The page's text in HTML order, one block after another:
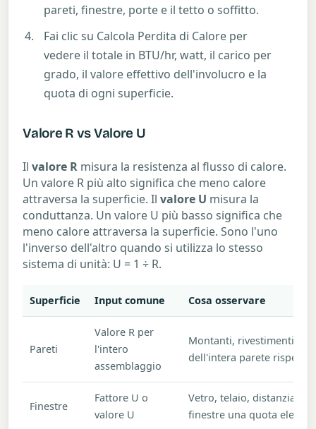
pareti, finestre, porte e il tetto o soffitto.
Fai clic su Calcola Perdita di Calore per
vedere il totale in BTU/hr, watt, il carico per
grado, il valore effettivo dell'involucro e la
quota di ogni superficie.
Valore R vs Valore U
Ilvalore R misura la resistenza al flusso di calore.
Un valore R più alto significa che meno calore
attraversa la superficie. Ilvalore U misura la
conduttanza. Un valore U più basso significa che
meno calore attraversa la superficie. Sono l'uno
l'inverso dell'altro quando si utilizza lo stesso
sistema di unità: U = 1 ÷ R.
Superficie Input comune Cosa osservare
Pareti
Valore R per
l'intero
assemblaggio
Montanti, rivestimenti e
dell'intera parete rispetto
Finestre
Fattore U o
valore U
Vetro, telaio,
finestre una quota